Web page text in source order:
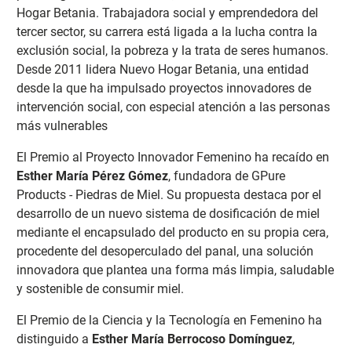
Hogar Betania. Trabajadora social y emprendedora del
tercer sector, su carrera está ligada a la lucha contra la
exclusión social, la pobreza y la trata de seres humanos.
Desde 2011 lidera Nuevo Hogar Betania, una entidad
desde la que ha impulsado proyectos innovadores de
intervención social, con especial atención a las personas
más vulnerables
El Premio al Proyecto Innovador Femenino ha recaído en
Esther María Pérez Gómez, fundadora de GPure
Products - Piedras de Miel. Su propuesta destaca por el
desarrollo de un nuevo sistema de dosificación de miel
mediante el encapsulado del producto en su propia cera,
procedente del desoperculado del panal, una solución
innovadora que plantea una forma más limpia, saludable
y sostenible de consumir miel.
El Premio de la Ciencia y la Tecnología en Femenino ha
distinguido a Esther María Berrocoso Domínguez,